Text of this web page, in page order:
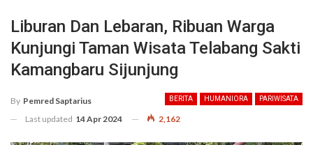
Liburan Dan Lebaran, Ribuan Warga
Kunjungi Taman Wisata Telabang Sakti
Kamangbaru Sijunjung
BERITA HUMANIORA PARIWISATA
By Pemred Saptarius
Last updated 14 Apr 2024 2,162